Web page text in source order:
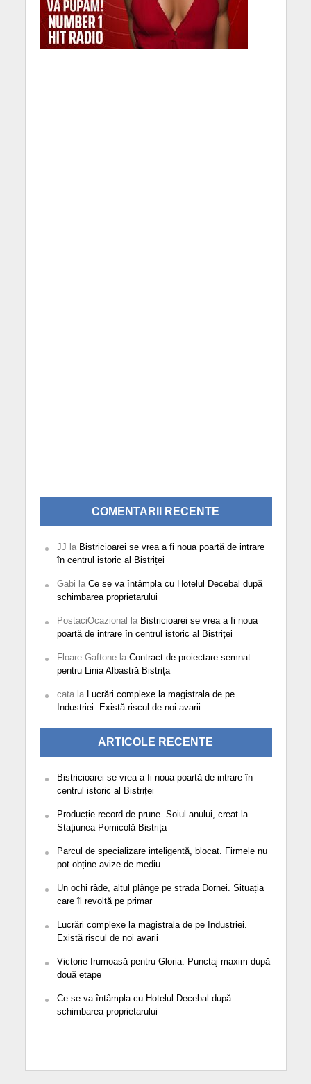
COMENTARII RECENTE
JJ la Bistricioarei se vrea a fi noua poartă de intrare
în centrul istoric al Bistriței
Gabi la Ce se va întâmpla cu Hotelul Decebal după
schimbarea proprietarului
PostaciOcazional la Bistricioarei se vrea a fi noua
poartă de intrare în centrul istoric al Bistriței
Floare Gaftonela Contract de proiectare semnat
pentru Linia Albastră Bistrița
catala Lucrări complexe la magistrala de pe
Industriei. Există riscul de noi avarii
ARTICOLE RECENTE
Bistricioarei se vrea a fi noua poartă de intrare în
centrul istoric al Bistriței
Producție record de prune. Soiul anului, creat la
Stațiunea Pomicolă Bistrița
Parcul de specializare inteligentă, blocat. Firmele nu
pot obține avize de mediu
Un ochi râde, altul plânge pe strada Dornei. Situația
care îl revoltă pe primar
Lucrări complexe la magistrala de pe Industriei.
Există riscul de noi avarii
Victorie frumoasă pentru Gloria. Punctaj maxim după
două etape
Ce se va întâmpla cu Hotelul Decebal după
schimbarea proprietarului